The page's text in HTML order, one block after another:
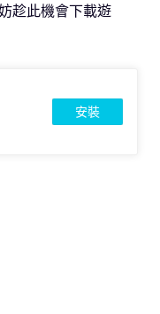
趁此機會下載遊
安裝